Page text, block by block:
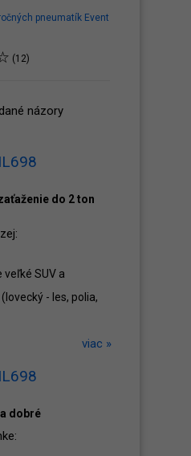
pneumatík Event
(12)
názory
do 2 ton
veľké SUV a
- les, polia,
viac »
dobré